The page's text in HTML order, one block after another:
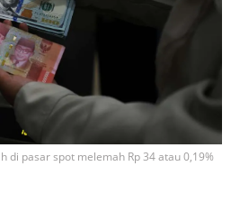
di pasar spot melemah Rp 34 atau 0,19%